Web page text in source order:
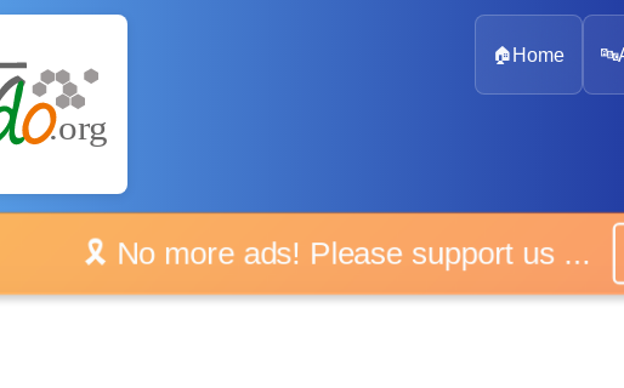
🏠 Home 🔤
🎗️ No more ads! Please support us ...